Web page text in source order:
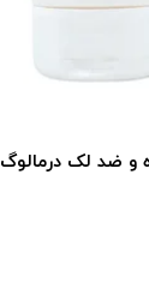
150 میلی لیتر